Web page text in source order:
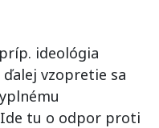
ideológia
vzopretie sa
tu o odpor proti